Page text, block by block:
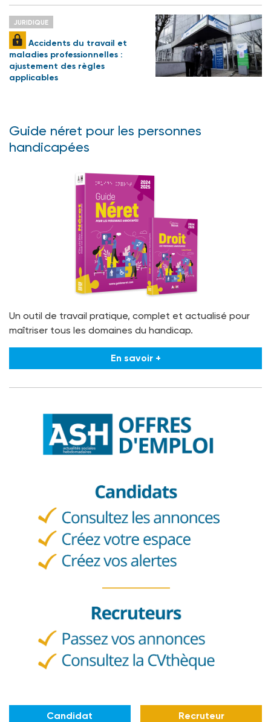
JURIDIQUE
Accidents du travail et
maladies professionnelles :
ajustement des règles
applicables
Guide néret pour les personnes
handicapées
Un outil de travail pratique, complet et actualisé pour
maîtriser tous les domaines du handicap.
En savoir +
Candidat Recruteur